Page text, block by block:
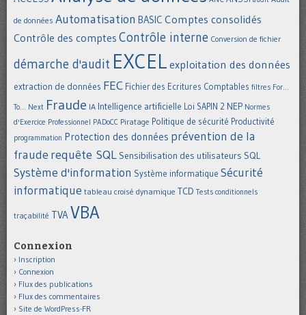
de données Automatisation BASIC Comptes consolidés
Contrôle des comptes Contrôle interne Conversion de fichier
démarche d'audit EXCEL exploitation des données
extraction de données FEC Fichier des Ecritures Comptables filtres For...
To... Next Fraude IA Intelligence artificielle Loi SAPIN 2 NEP Normes
d'Exercice Professionnel PADoCC Piratage Politique de sécurité Productivité
programmation Protection des données prévention de la
fraude requête SQL Sensibilisation des utilisateurs SQL
Système d'information Système informatique Sécurité
informatique tableau croisé dynamique TCD Tests conditionnels
traçabilité TVAVBA
Connexion
Inscription
Connexion
Flux des publications
Flux des commentaires
Site de WordPress-FR